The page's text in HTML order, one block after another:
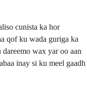
cunista ka hor
qof ku wada guriga ka
wax yar oo aan
inay si ku meel gaadh